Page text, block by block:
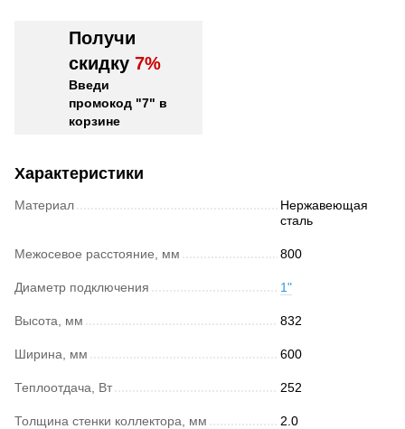
Получи
скидку 7%
Введи
промокод "7" в
корзине
Характеристики
Материал
Нержавеющая
сталь
Межосевое расстояние, мм 800
Диаметр подключения 1"
Высота, мм 832
Ширина, мм 600
Теплоотдача, Вт 252
Толщина стенки коллектора, мм 2.0